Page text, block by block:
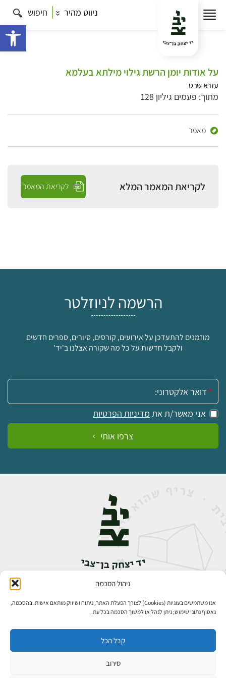
ניהול הסכמה
אנו משתמשים בעוגיות (Cookies) לצורך הפעלת האתר, ניתוח ושיווק מותאם אישית. בהסכמה,
נאסוף נתוני שימוש; ניתן לנהל או למשוך הסכמה בכל עת.
קבל הכל
סירוב
ניווט מהיר חיפוש
על אודות יומן הרשת גילוי מילתא בעלמא
עזרא שבט
מתוך: פעמים גיליון 128
מאמר
לקריאת המאמר המלא לקריאת המאמר
הרשמה לניוזלטר
מוזמנים להתעדכן על אירועים, קורסים, סיורים, ספרים חדשים
ולקבל חדשות על כל מה שקורה אצלנו ב'יד'
אימייל:
אני מאשר/ת את מדיניות הפרטיות
צרפו אותי
אבן גבירול 14, רחביה, ירושלים